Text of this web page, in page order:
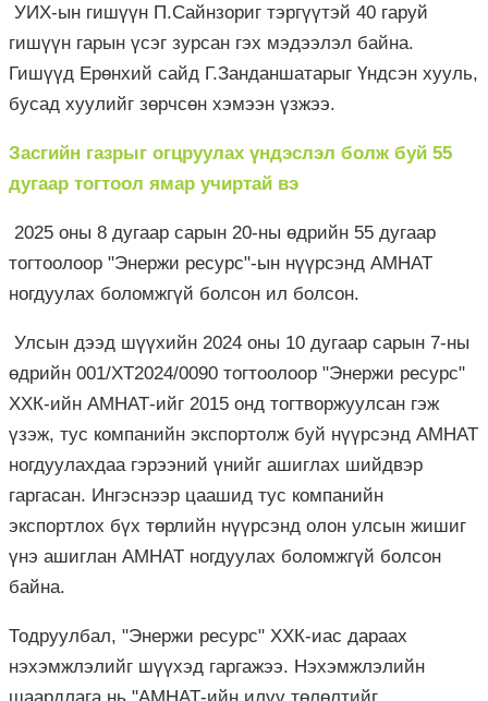
УИХ-ын гишүүн П.Сайнзориг тэргүүтэй 40 гаруй
гишүүн гарын үсэг зурсан гэх мэдээлэл байна.
Гишүүд Ерөнхий сайд Г.Занданшатарыг Үндсэн хууль,
бусад хуулийг зөрчсөн хэмээн үзжээ.
Засгийн газрыг огцруулах үндэслэл болж буй 55
дугаар тогтоол ямар учиртай вэ
2025 оны 8 дугаар сарын 20-ны өдрийн 55 дугаар
тогтоолоор "Энержи ресурс"-ын нүүрсэнд АМНАТ
ногдуулах боломжгүй болсон ил болсон.
Улсын дээд шүүхийн 2024 оны 10 дугаар сарын 7-ны
өдрийн 001/ХТ2024/0090 тогтоолоор "Энержи ресурс"
ХХК-ийн АМНАТ-ийг 2015 онд тогтворжуулсан гэж
үзэж, тус компанийн экспортолж буй нүүрсэнд АМНАТ
ногдуулахдаа гэрээний үнийг ашиглах шийдвэр
гаргасан. Ингэснээр цаашид тус компанийн
экспортлох бүх төрлийн нүүрсэнд олон улсын жишиг
үнэ ашиглан АМНАТ ногдуулах боломжгүй болсон
байна.
Тодруулбал, "Энержи ресурс" ХХК-иас дараах
нэхэмжлэлийг шүүхэд гаргажээ. Нэхэмжлэлийн
шаардлага нь "АМНАТ-ийн илүү төлөлтийг